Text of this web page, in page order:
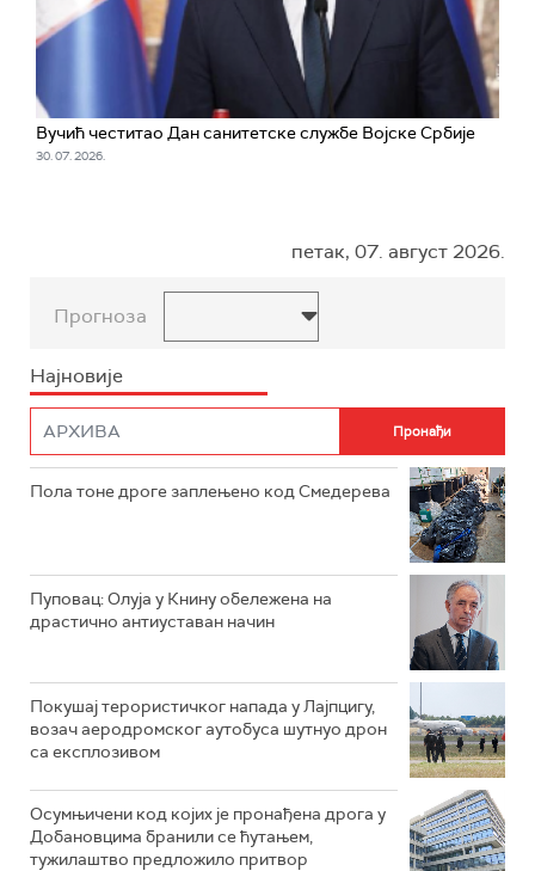
Вучић честитао Дан санитетске службе Војске Србије
30. 07. 2026.
петак, 07. август 2026.
Прогноза
Најновије
Пола тоне дроге заплењено код Смедерева
Пуповац: Олуја у Книну обележена на
драстично антиуставан начин
Покушај терористичког напада у Лајпцигу,
возач аеродромског аутобуса шутнуо дрон
са експлозивом
Осумњичени код којих је пронађена дрога у
Добановцима бранили се ћутањем,
тужилаштво предложило притвор